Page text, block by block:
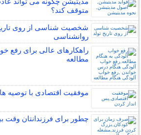
متوقف کند؟
شخصیت شناسی از روی
روانشناسی
راهکارهای عالی برای رفع
مطالعه
موفقیت اقتصادی با توصیه
چطور برای فرزندانتان وقت